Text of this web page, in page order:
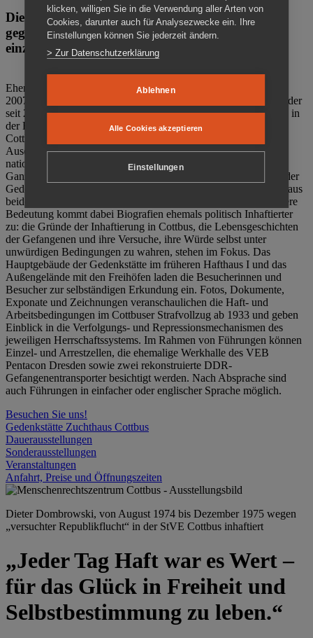
Die Gedenkstätte Zuchthaus Cottbus ist ein Ort
gegen das Vergessen. Anschaulich, nah und
einzigartig.
Ehemalige politische Häftlinge der DDR gründeten im Oktober
2007 den Verein Menschenrechtszentrum Cottbus e. V. (MRZ), der
seit 2011 Eigentümer des ehemaligen Gefängnisses (1860-2002) in
der Bautzener Straße und Träger der Gedenkstätte Zuchthaus
Cottbus ist. Im Zentrum der Arbeit der Gedenkstätte steht die
Auseinandersetzung mit politischem Unrecht während der
nationalsozialistischen Terrorherrschaft und der SED-Diktatur.
Ganzjährig zeigen mehrere Dauer- und Sonderausstellungen in der
Gedenkstätte Zuchthaus Cottbus Beispiele politischen Unrechts aus
beiden deutschen Diktaturen des 20. Jahrhunderts. Eine besondere
Bedeutung kommt dabei Biografien ehemals politisch Inhaftierter
zu: die Gründe der Inhaftierung in Cottbus, die Lebensgeschichten
der Gefangenen und ihre Versuche, ihre Würde selbst unter
unwürdigen Bedingungen zu wahren, stehen im Fokus. Das
Hauptgebäude der Gedenkstätte im früheren Hafthaus I und das
Außengelände mit den Freihöfen laden die Besucherinnen und
Besucher zur selbständigen Erkundung ein. Fotos, Dokumente,
Exponate und Zeichnungen veranschaulichen die Haft- und
Arbeitsbedingungen im Cottbuser Strafvollzug ab 1933 und geben
Einblick in die Verfolgungs- und Repressionsmechanismen des
jeweiligen Herrschaftssystems. Im Rahmen von Führungen können
Einzel- und Arrestzellen, die ehemalige Werkhalle des VEB
Pentacon Dresden sowie zwei rekonstruierte DDR-
Gefangenentransporter besichtigt werden. Nach Absprache sind
auch Führungen in einfacher oder englischer Sprache möglich.
Besuchen Sie uns!
Gedenkstätte Zuchthaus Cottbus
Dauerausstellungen
Sonderausstellungen
Veranstaltungen
Anfahrt, Preise und Öffnungszeiten
Dieter Dombrowski, von August 1974 bis Dezember 1975 wegen
„versuchter Republikflucht“ in der StVE Cottbus inhaftiert
„Jeder Tag Haft war es Wert –
für das Glück in Freiheit und
Selbstbestimmung zu leben.“
klicken, willigen Sie in die Verwendung aller Arten von
Cookies, darunter auch für Analysezwecke ein. Ihre
Einstellungen können Sie jederzeit ändern.
> Zur Datenschutzerklärung
Ablehnen
Alle Cookies akzeptieren
Einstellungen